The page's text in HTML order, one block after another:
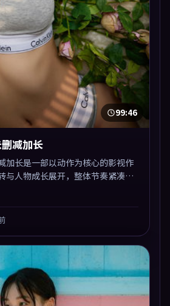
99:46
减加长
长是一部以动作为核心的影视作
与人物成长展开，整体节奏紧凑，